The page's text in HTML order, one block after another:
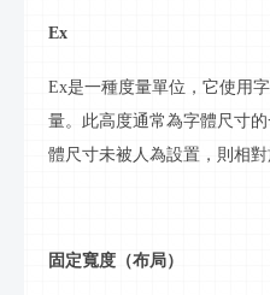
Ex
Ex是一種度量單位，它使用
量。此高度通常為字體尺寸
體尺寸未被人為設置，則相
固定寬度（布局）